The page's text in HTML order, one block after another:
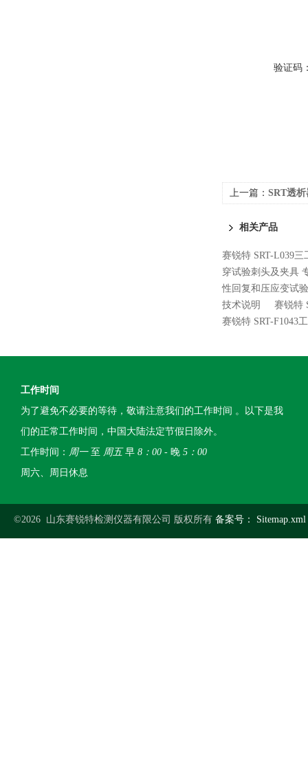
验证码
上一篇： SRT透
相关产品
赛锐特 SRT-L039
穿试验刺头及夹具
性回复和压应变试
技术说明
赛锐特
赛锐特 SRT-F1043
工作时间
为了避免不必要的等待，敬请注意我们的工作时间 。以下是我
们的正常工作时间，中国大陆法定节假日除外。
工作时间： 周一至 周五早 8：00 - 晚 5：00
周六、周日休息
©2026 山东赛锐特检测仪器有限公司 版权所有 备案号： Sitemap.xml